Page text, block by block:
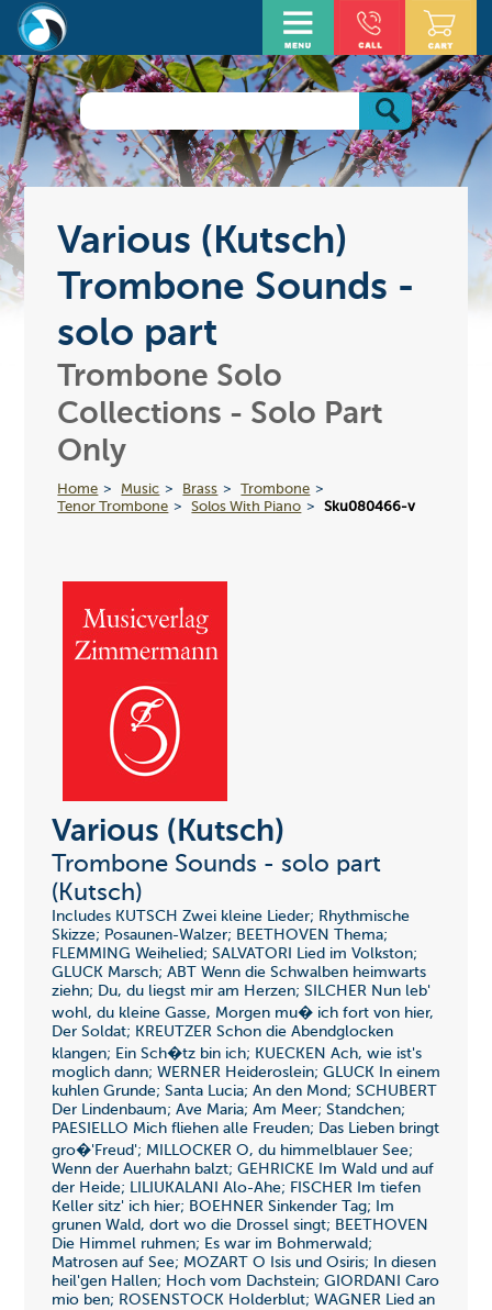
Various (Kutsch)
Trombone Sounds -
solo part
Trombone Solo
Collections - Solo Part
Only
Home Music Brass
Trombone
Tenor Trombone
Solos With Piano Sku080466-v
Various (Kutsch)
Trombone Sounds - solo part
(Kutsch)
Includes KUTSCH Zwei kleine Lieder; Rhythmische
Skizze; Posaunen-Walzer; BEETHOVEN Thema;
FLEMMING Weihelied; SALVATORI Lied im Volkston;
GLUCK Marsch; ABT Wenn die Schwalben heimwarts
ziehn; Du, du liegst mir am Herzen; SILCHER Nun leb'
wohl, du kleine Gasse, Morgen mu� ich fort von hier,
Der Soldat; KREUTZER Schon die Abendglocken
klangen; Ein Sch�tz bin ich; KUECKEN Ach, wie ist's
moglich dann; WERNER Heideroslein; GLUCK In einem
kuhlen Grunde; Santa Lucia; An den Mond; SCHUBERT
Der Lindenbaum; Ave Maria; Am Meer; Standchen;
PAESIELLO Mich fliehen alle Freuden; Das Lieben bringt
gro�'Freud'; MILLOCKER O, du himmelblauer See;
Wenn der Auerhahn balzt; GEHRICKE Im Wald und auf
der Heide; LILIUKALANI Alo-Ahe; FISCHER Im tiefen
Keller sitz' ich hier; BOEHNER Sinkender Tag; Im
grunen Wald, dort wo die Drossel singt; BEETHOVEN
Die Himmel ruhmen; Es war im Bohmerwald;
Matrosen auf See; MOZART O Isis und Osiris; In diesen
heil'gen Hallen; Hoch vom Dachstein; GIORDANI Caro
mio ben; ROSENSTOCK Holderblut; WAGNER Lied an